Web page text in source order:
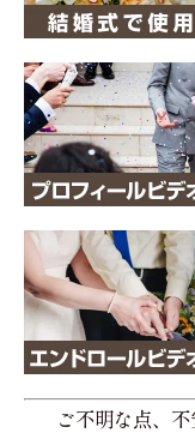
ご不明な点、